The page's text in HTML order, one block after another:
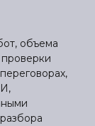
объема